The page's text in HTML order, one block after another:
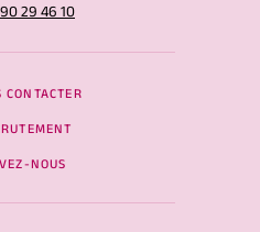
29 46 10
CONTACTER
NOUS